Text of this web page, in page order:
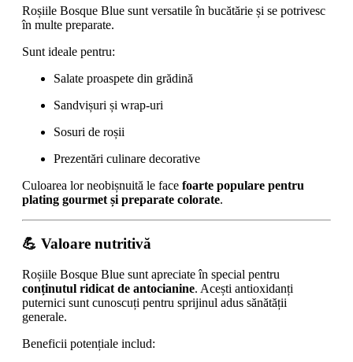
Roșiile Bosque Blue sunt versatile în bucătărie și se potrivesc
în multe preparate.
Sunt ideale pentru:
Salate proaspete din grădină
Sandvișuri și wrap-uri
Sosuri de roșii
Prezentări culinare decorative
Culoarea lor neobișnuită le face foarte populare pentru
plating gourmet și preparate colorate.
💪 Valoare nutritivă
Roșiile Bosque Blue sunt apreciate în special pentru
conținutul ridicat de antocianine. Acești antioxidanți
puternici sunt cunoscuți pentru sprijinul adus sănătății
generale.
Beneficii potențiale includ: